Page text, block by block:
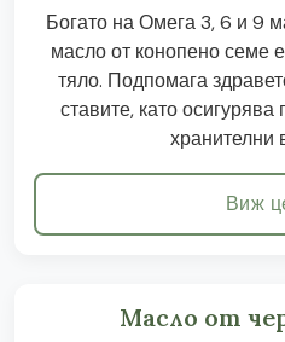
Богато на Омега 3, 6 и 9
масло от конопено семе
тяло. Подпомага
ставите, като
хранителни
Виж
Масло от